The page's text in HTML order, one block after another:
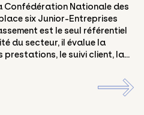
Confédération Nationale des
six Junior-Entreprises
est le seul référentiel
du secteur, il évalue la
le suivi client, la...